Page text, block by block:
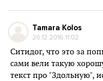
Tamara Kolos
26.12.2016 11:02
Ситидог, что это за
сами вели такую
текст про "Здольную",